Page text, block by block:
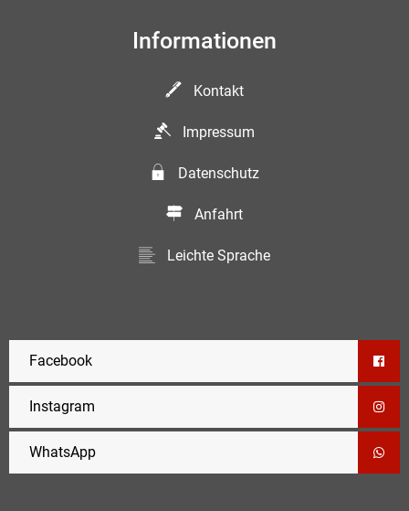
Informationen
Kontakt
Impressum
Datenschutz
Anfahrt
Leichte Sprache
Facebook
Instagram
WhatsApp